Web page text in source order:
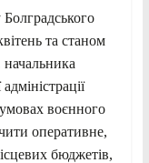
та станом
воєнного
оперативне,
бюджетів,